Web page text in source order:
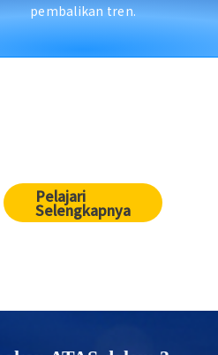
pembalikan tren.
Pelajari
Selengkapnya